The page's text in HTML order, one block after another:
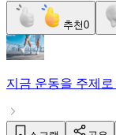
추천0
지금 운동을 주제로